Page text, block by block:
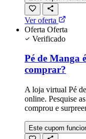
Ver oferta
Oferta Oferta
Verificado
Pé de Manga
comprar?
A loja virtual Pé
online. Pesquise
comprou e
Este cupom